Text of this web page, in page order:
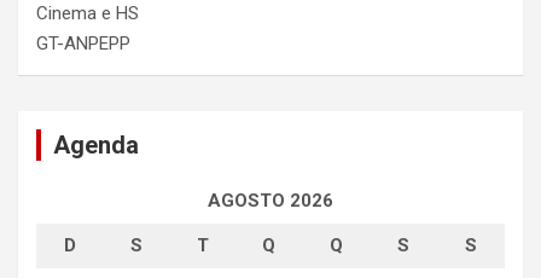
Cinema e HS
GT-ANPEPP
Agenda
AGOSTO 2026
D S T Q Q S S